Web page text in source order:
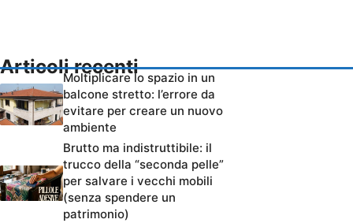
Articoli recenti
Moltiplicare lo spazio in un
balcone stretto: l’errore da
evitare per creare un nuovo
ambiente
Brutto ma indistruttibile: il
trucco della “seconda pelle”
per salvare i vecchi mobili
(senza spendere un
patrimonio)